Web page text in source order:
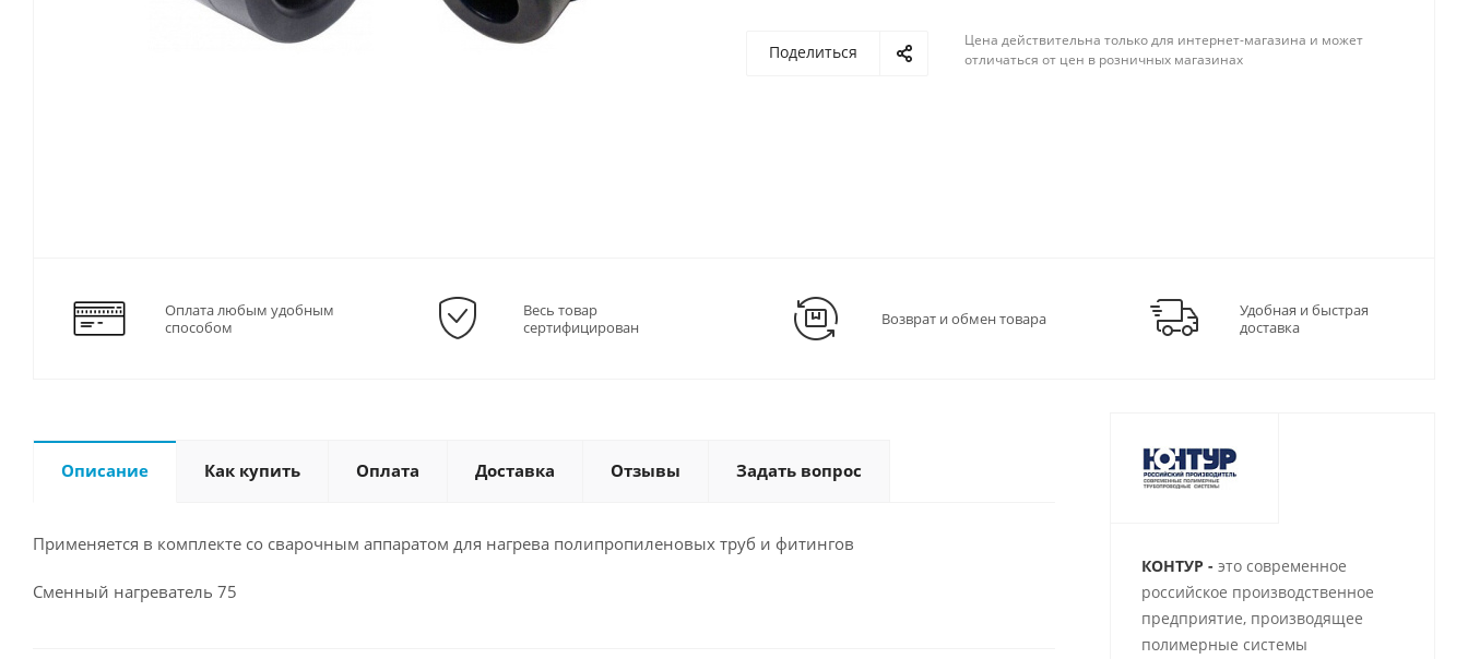
Поделиться
Цена действительна только для интернет-магазина и может
отличаться от цен в розничных магазинах
Оплата любым удобным
способом
Весь товар
сертифицирован
Возврат и обмен товара
Удобная и быстрая
доставка
Описание Как купить Оплата Доставка Отзывы Задать вопрос
Применяется в комплекте со сварочным аппаратом для нагрева полипропиленовых труб и фитингов
Сменный нагреватель 75
КОНТУР - это современное
российское производственное
предприятие, производящее
полимерные системы